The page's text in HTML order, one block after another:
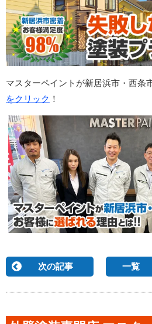
マスターペイントが新居浜市・西条
をクリック ！
次の記事 一覧